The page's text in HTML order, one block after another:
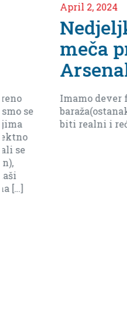
April 2, 2024
Nedjeljko
meča
Arsenala
Imamo dever finala do
baraža(ostanak bez
biti realni i reći da je